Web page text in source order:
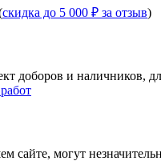
скидка до 5 000 ₽ за отзыв)
доборов и наличников,
могут